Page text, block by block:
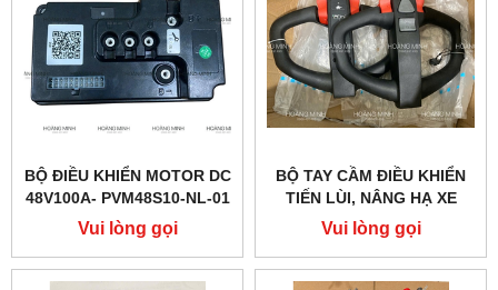
BỘ ĐIỀU KHIỂN MOTOR DC
48V100A- PVM48S10-NL-01
(PTE20Q)
Vui lòng gọi
BỘ TAY CẦM ĐIỀU KHIỂN
TIẾN LÙI, NÂNG HẠ XE
NÂNG ĐIỆN PTE15QA
Vui lòng gọi